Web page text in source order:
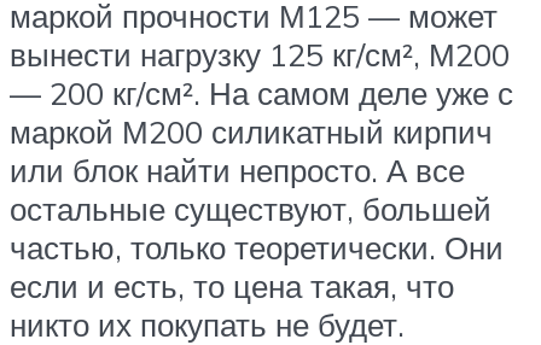
маркой прочности М125 — может
вынести нагрузку 125 кг/см², М200
— 200 кг/см². На самом деле уже с
маркой М200 силикатный кирпич
или блок найти непросто. А все
остальные существуют, большей
частью, только теоретически. Они
если и есть, то цена такая, что
никто их покупать не будет.